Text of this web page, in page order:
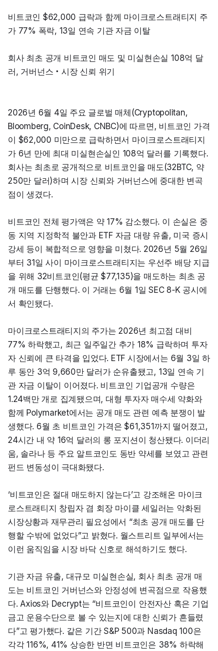
비트코인 $62,000 급락과 함께 마이크로스트래티지 주
가 77% 폭락, 13일 연속 기관 자금 이탈
회사 최초 공개 비트코인 매도 및 미실현손실 108억 달
러, 거버넌스‧시장 신뢰 위기
2026년 6월 4일 주요 글로벌 매체(Cryptopolitan,
Bloomberg, CoinDesk, CNBC)에 따르면, 비트코인 가격
이 $62,000 미만으로 급락하면서 마이크로스트래티지
가 6년 만에 최대 미실현손실인 108억 달러를 기록했다.
회사는 최초로 공개적으로 비트코인을 매도(32BTC, 약
250만 달러)하며 시장 신뢰와 거버넌스에 중대한 변곡
점이 생겼다.
비트코인 전체 평가액은 약 17% 감소했다. 이 손실은 중
동 지역 지정학적 불안과 ETF 자금 대량 유출, 미국 증시
강세 등이 복합적으로 영향을 미쳤다. 2026년 5월 26일
부터 31일 사이 마이크로스트래티지는 우선주 배당 지급
을 위해 32비트코인(평균 $77,135)을 매도하는 최초 공
개 매도를 단행했다. 이 거래는 6월 1일 SEC 8-K 공시에
서 확인됐다.
마이크로스트래티지의 주가는 2026년 최고점 대비
77% 하락했고, 최근 일주일간 추가 18% 급락하며 투자
자 신뢰에 큰 타격을 입었다. ETF 시장에서는 6월 3일 하
루 동안 3억 9,660만 달러가 순유출됐고, 13일 연속 기
관 자금 이탈이 이어졌다. 비트코인 기업공개 수량은
1.24백만 개로 집계됐으며, 대형 투자자 매수세 약화와
함께 Polymarket에서는 공개 매도 관련 예측 분쟁이 발
생했다. 6월 초 비트코인 가격은 $61,351까지 떨어졌고,
24시간 내 약 16억 달러의 롱 포지션이 청산됐다. 이더리
움, 솔라나 등 주요 알트코인도 동반 약세를 보였고 관련
펀드 변동성이 극대화됐다.
‘비트코인은 절대 매도하지 않는다’고 강조해온 마이크
로스트래티지 창립자 겸 회장 마이클 세일러는 악화된
시장상황과 재무관리 필요성에서 “최초 공개 매도를 단
행할 수밖에 없었다”고 밝혔다. 월스트리트 일부에서는
이런 움직임을 시장 바닥 신호로 해석하기도 했다.
기관 자금 유출, 대규모 미실현손실, 회사 최초 공개 매
도는 비트코인 거버넌스와 안정성에 변곡점으로 작용했
다. Axios와 Decrypt는 “비트코인이 안전자산 혹은 기업
금고 운용수단으로 볼 수 있는지에 대한 신뢰가 흔들렸
다”고 평가했다. 같은 기간 S&P 500과 Nasdaq 100은
각각 116%, 41% 상승한 반면 비트코인은 38% 하락해